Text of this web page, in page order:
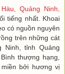
Quảng Ninh,
tiếng nhất. Khoai
có nguồn nguyên
trên những cát
Ninh, tỉnh Quảng
thượng hạng,
bởi hương vị